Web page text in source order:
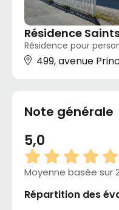
Résidence
Résidence pour
499, avenue
Note générale
5,0
Moyenne basée sur
Répartition des